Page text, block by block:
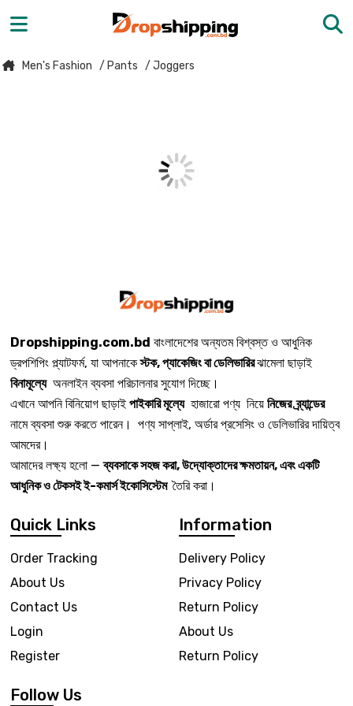
Men's Fashion / Pants / Joggers
Dropshipping.com.bd বাংলাদেশের অন্যতম বিশ্বস্ত ও আধুনিক
ড্রপশিপিং প্ল্যাটফর্ম, যা আপনাকেস্টক, প্যাকেজিং বা ডেলিভারিরঝামেলা ছাড়াই
বিনামূল্যেঅনলাইন ব্যবসা পরিচালনার সুযোগ দিচ্ছে।
এখানে আপনি বিনিয়োগ ছাড়াই পাইকারি মূল্যেহাজারো পণ্য নিয়ে নিজের ব্র্যান্ডের
নামে ব্যবসা শুরু করতে পারেন। পণ্য সাপ্লাই, অর্ডার প্রসেসিং ও ডেলিভারির দায়িত্ব
আমদের।
আমাদের লক্ষ্য হলো —ব্যবসাকে সহজ করা, উদ্যোক্তাদের ক্ষমতায়ন, এবং একটি
আধুনিক ও টেকসই ই-কমার্স ইকোসিস্টেম তৈরি করা।
Quick Links
Order Tracking
About Us
Contact Us
Login
Register
Information
Delivery Policy
Privacy Policy
Return Policy
About Us
Return Policy
Follow Us